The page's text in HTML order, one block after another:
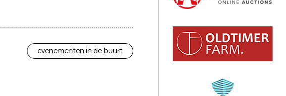
evenementen in de buurt